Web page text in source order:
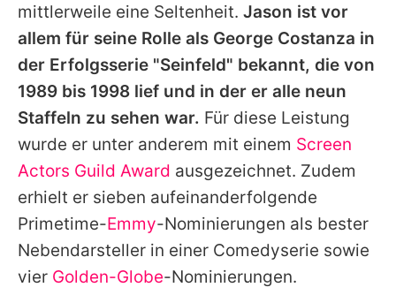
mittlerweile eine Seltenheit. Jason ist vor
allem für seine Rolle als George Costanza in
der Erfolgsserie "Seinfeld" bekannt, die von
1989 bis 1998 lief und in der er alle neun
Staffeln zu sehen war. Für diese Leistung
wurde er unter anderem mit einem Screen
Actors Guild Award ausgezeichnet. Zudem
erhielt er sieben aufeinanderfolgende
Primetime-Emmy-Nominierungen als bester
Nebendarsteller in einer Comedyserie sowie
vier Golden-Globe-Nominierungen.